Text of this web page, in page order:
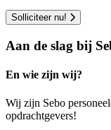
Solliciteer nu!
Aan de slag bij
En wie zijn wij?
Wij zijn Sebo
opdrachtgevers!